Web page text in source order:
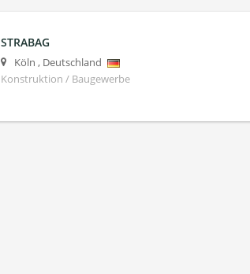
STRABAG
Köln , Deutschland
Konstruktion / Baugewerbe